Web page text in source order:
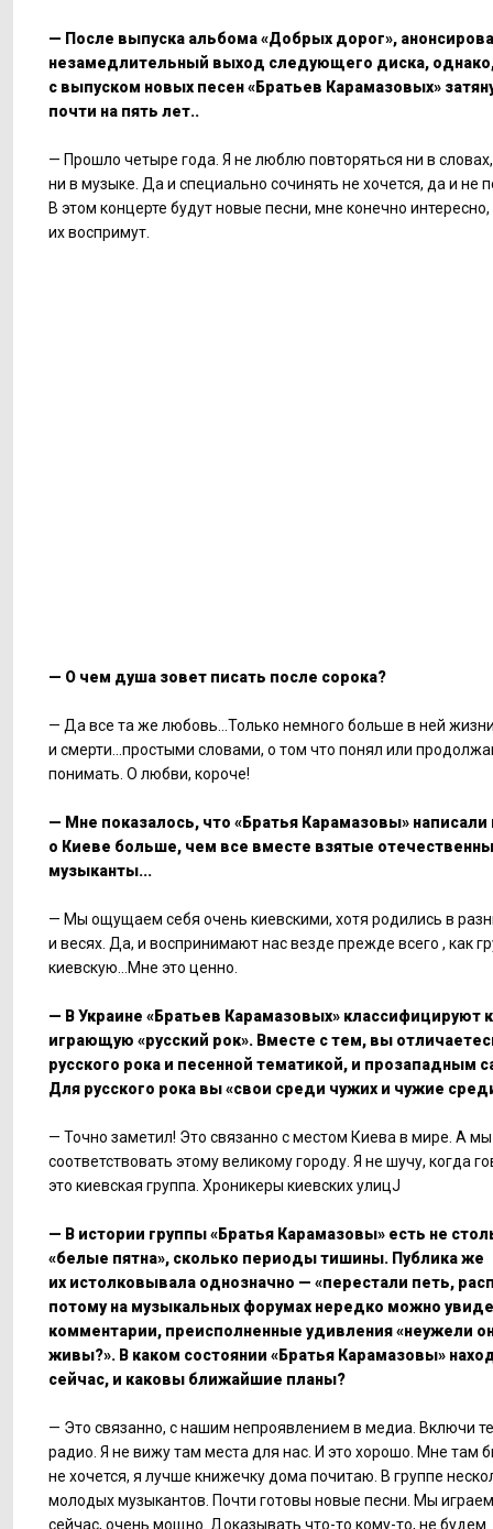
— После выпуска альбома «Добрых дорог»,
незамедлительный выход следующего диска, однако,
с выпуском новых песен «Братьев Карамазовых»
почти на пять лет..
— Прошло четыре года. Я не люблю повторяться ни в словах,
ни в музыке. Да и специально сочинять не хочется, да и не
В этом концерте будут новые песни, мне конечно интересно,
их воспримут.
— О чем душа зовет писать после сорока?
— Да все та же любовь...Только немного больше в ней
и смерти...простыми словами, о том что понял или
понимать. О любви, короче!
— Мне показалось, что «Братья Карамазовы» написали
о Киеве больше, чем все вместе взятые
музыканты...
— Мы ощущаем себя очень киевскими, хотя родились в
и весях. Да, и воспринимают нас везде прежде всего , как
киевскую...Мне это ценно.
— В Украине «Братьев Карамазовых» классифицируют
играющую «русский рок». Вместе с тем, вы
русского рока и песенной тематикой, и прозападным
Для русского рока вы «свои среди чужих и чужие
— Точно заметил! Это связанно с местом Киева в мире. А
соответствовать этому великому городу. Я не шучу, когда
это киевская группа. Хроникеры киевских улицJ
— В истории группы «Братья Карамазовы» есть не
«белые пятна», сколько периоды тишины. Публика же
их истолковывала однозначно — «перестали петь,
потому на музыкальных форумах нередко можно
комментарии, преисполненные удивления «неужели
живы?». В каком состоянии «Братья Карамазовы»
сейчас, и каковы ближайшие планы?
— Это связанно, с нашим непроявлением в медиа. Включи
радио. Я не вижу там места для нас. И это хорошо. Мне там
не хочется, я лучше книжечку дома почитаю. В группе
молодых музыкантов. Почти готовы новые песни. Мы
сейчас, очень мощно. Доказывать что-то кому-то, не будем.